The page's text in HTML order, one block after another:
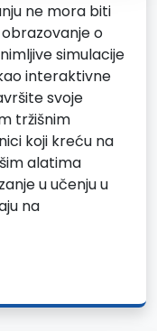
ne mora biti
o
simulacije
interaktivne
svoje
tržišnim
koji kreću na
alatima
u učenju u
na